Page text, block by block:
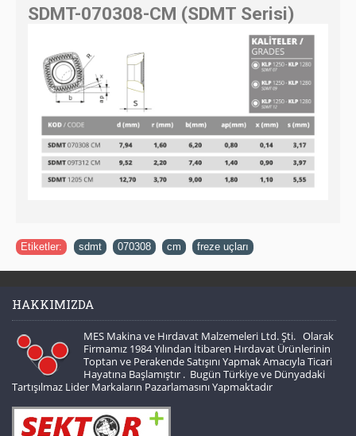
SDMT-070308-CM (SDMT Serisi)
Etiketler: sdmt 070308 cm freze uçları
HAKKIMIZDA
MES Makina ve Hırdavat Malzemeleri Ltd. Şti. Olarak
Firmamız 1984 Yılından İtibaren Hırdavat Ürünlerinin
Toptan ve Perakende Satışını Yapmak Amacıyla Ticari
Hayatına Başlamıştır . Bugün Türkiye ve Dünyadaki
Tartışılmaz Lider Markaların Pazarlamasını Yapmaktadır